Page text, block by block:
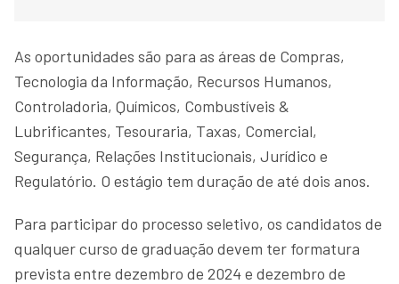
As oportunidades são para as áreas de Compras,
Tecnologia da Informação, Recursos Humanos,
Controladoria, Químicos, Combustíveis &
Lubrificantes, Tesouraria, Taxas, Comercial,
Segurança, Relações Institucionais, Jurídico e
Regulatório. O estágio tem duração de até dois anos.
Para participar do processo seletivo, os candidatos de
qualquer curso de graduação devem ter formatura
prevista entre dezembro de 2024 e dezembro de